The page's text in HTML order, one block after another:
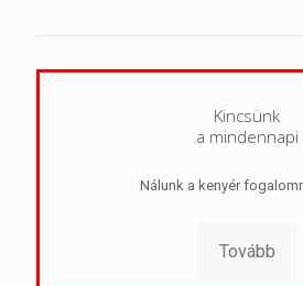
Kincsünk
a mindennapi
Nálunk a kenyér
Tovább